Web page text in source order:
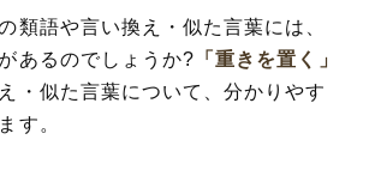
類語や言い換え・似た言葉には、
あるのでしょうか? 「重きを置く」
・似た言葉について、分かりやす
す。